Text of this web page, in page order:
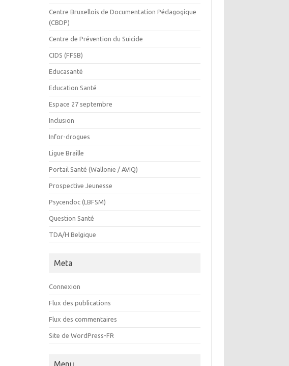
Centre Bruxellois de Documentation Pédagogique
(CBDP)
Centre de Prévention du Suicide
CIDS (FFSB)
Educasanté
Education Santé
Espace 27 septembre
Inclusion
Infor-drogues
Ligue Braille
Portail Santé (Wallonie / AVIQ)
Prospective Jeunesse
Psycendoc (LBFSM)
Question Santé
TDA/H Belgique
Meta
Connexion
Flux des publications
Flux des commentaires
Site de WordPress-FR